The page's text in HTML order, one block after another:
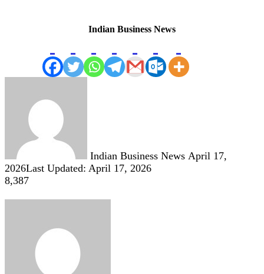
Indian Business News
Indian Business News April 17,
2026Last Updated: April 17, 2026
8,387